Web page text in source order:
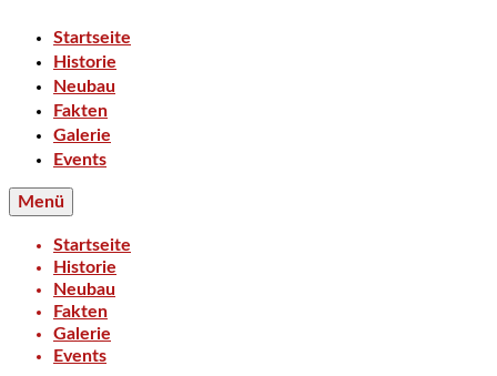
Startseite
Historie
Neubau
Fakten
Galerie
Events
Menü
Startseite
Historie
Neubau
Fakten
Galerie
Events